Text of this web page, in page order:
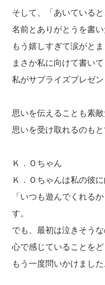
そして、「あいている
名前とありがとうを書
もう嬉しすぎて涙がとま
まさか私に向けて書い
私がサプライズプレゼ
思いを伝えることも素敵
思いを受け取れるのも
Ｋ．Ｏちゃん
Ｋ．Ｏちゃんは私の彼
「いつも遊んでくれる
す。
でも、最初は泣きそう
心で感じていることを
もう一度問いかけました